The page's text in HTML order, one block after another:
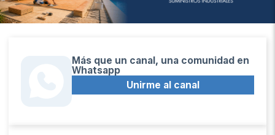
Más que un canal, una comunidad en
Whatsapp
Unirme al canal